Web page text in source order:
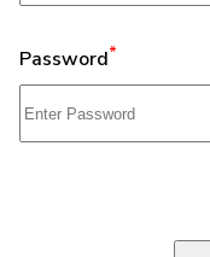
Password*